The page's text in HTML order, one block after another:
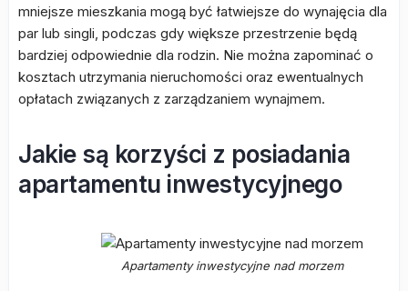
mniejsze mieszkania mogą być łatwiejsze do wynajęcia dla
par lub singli, podczas gdy większe przestrzenie będą
bardziej odpowiednie dla rodzin. Nie można zapominać o
kosztach utrzymania nieruchomości oraz ewentualnych
opłatach związanych z zarządzaniem wynajmem.
Jakie są korzyści z posiadania
apartamentu inwestycyjnego
Apartamenty inwestycyjne nad morzem